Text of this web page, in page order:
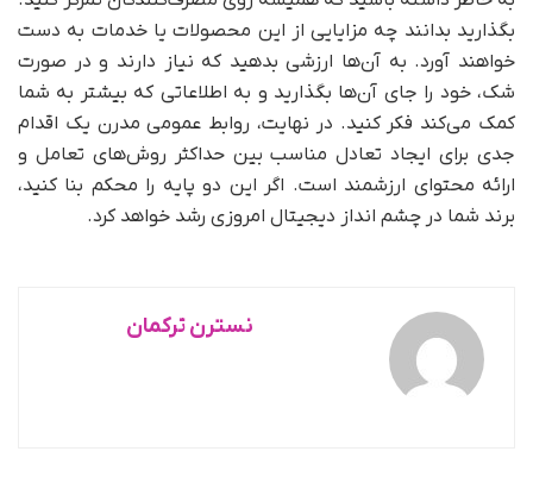
بگذارید بدانند چه مزایایی از این محصولات یا خدمات به دست
خواهند آورد. به آن‌ها ارزشی بدهید که نیاز دارند و در صورت
شک، خود را جای آن‌ها بگذارید و به اطلاعاتی که بیشتر به شما
کمک می‌کند فکر کنید. در نهایت، روابط عمومی مدرن یک اقدام
جدی برای ایجاد تعادل مناسب بین حداکثر روش‌های تعامل و
ارائه محتوای ارزشمند است. اگر این دو پایه را محکم بنا کنید،
برند شما در چشم انداز دیجیتال امروزی رشد خواهد کرد.
نسترن ترکمان